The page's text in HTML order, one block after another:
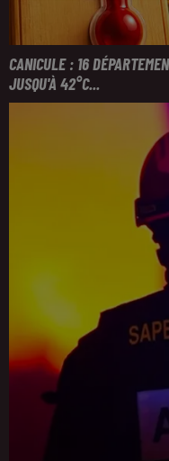
CANICULE : 16
JUSQU'À 42°C...